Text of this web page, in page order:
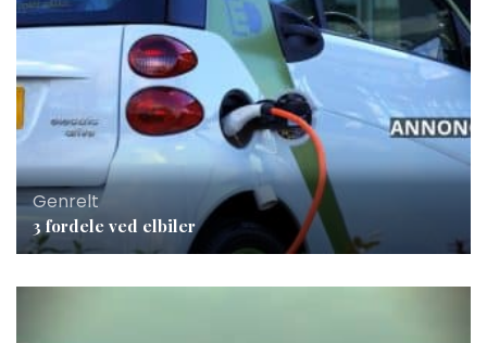
Genrelt
3 fordele ved elbiler